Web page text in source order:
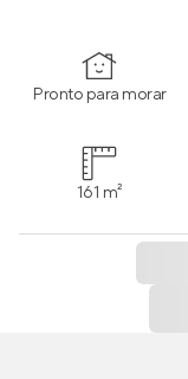
Pronto para morar
161 m²